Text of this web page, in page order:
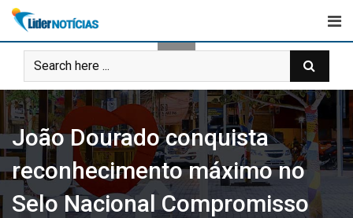
Skip
content
João Dourado conquista
reconhecimento máximo no
Selo Nacional Compromisso